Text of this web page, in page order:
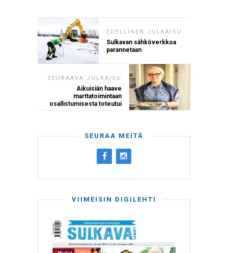
EDELLINEN JULKAISU
Sulkavan sähköverkkoa
parannetaan
SEURAAVA JULKAISU
Aikuisiän haave
marttatoimintaan
osallistumisesta toteutui
SEURAA MEITÄ
VIIMEISIN DIGILEHTI